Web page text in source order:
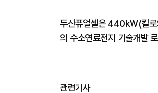
두산퓨얼셀은 440kW(킬로
의 수소연료전지 기술개발
관련기사